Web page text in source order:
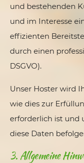
und bestehenden
und im Interesse
effizienten
durch einen
DSGVO).
Unser Hoster wird
wie dies zur
erforderlich ist und
diese Daten
3. Allgemeine